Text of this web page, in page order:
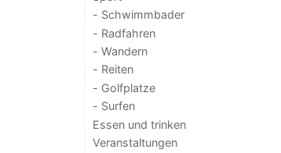
- Schwimmbader
- Radfahren
- Wandern
- Reiten
- Golfplatze
- Surfen
Essen und trinken
Veranstaltungen